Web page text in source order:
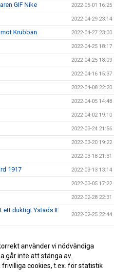
GIF Nike 2022-05-01 16:25
2022-04-29 23:14
Krubban 2022-04-27 23:00
2022-04-25 18:17
2022-04-25 18:09
2022-04-16 15:37
2022-04-08 22:20
2022-04-05 14:48
2022-04-02 19:10
2022-03-24 21:56
2022-03-20 19:22
2022-03-18 21:31
1917 2022-03-13 13:14
2022-03-05 17:22
2022-02-28 22:31
ett duktigt Ystads IF
2022-02-25 22:44
2022-02-19 16:31
2022-02-12 15:09
använder vi nödvändiga
går inte att stänga av.
frivilliga cookies, t.ex. för statistik